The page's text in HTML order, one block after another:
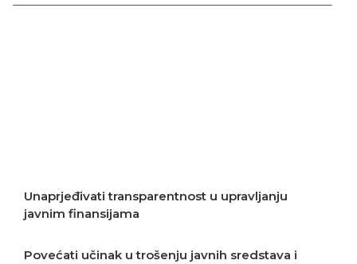
Unaprjeđivati transparentnost u upravljanju
javnim finansijama
Povećati učinak u trošenju javnih sredstava i